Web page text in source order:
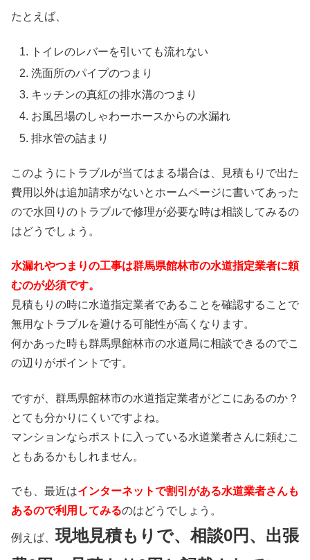
たとえば、
トイレのレバーを引いても流れない
洗面所のパイプのつまり
キッチンの真紅の排水溝のつまり
お風呂場のしゃわーホースからの水漏れ
排水管の詰まり
このようにトラブルが当てはまる場合は、見積もりで出た
費用以外は追加請求がないとホームページに書いてあった
ので水回りのトラブルで修理が必要な時は相談してみるの
はどうでしょう。
水漏れやつまりの工事は群馬県館林市の水道指定業者に頼
むのが必須です。
見積もりの時に水道指定業者であることを確認することで
無用なトラブルを避ける可能性が高くなります。
何かあった時も群馬県館林市の水道局に相談できるのでこ
の辺りがポイントです。
ですが、群馬県館林市の水道指定業者がどこにあるのか？
とても分かりにくいですよね。
マンションならポストに入っている水道業者さんに頼むこ
ともあるかもしれません。
でも、最近はインターネットで割引がある水道業者さんも
あるので利用してみるのはどうでしょう。
例えば、 現地見積もりで、相談0円、出張